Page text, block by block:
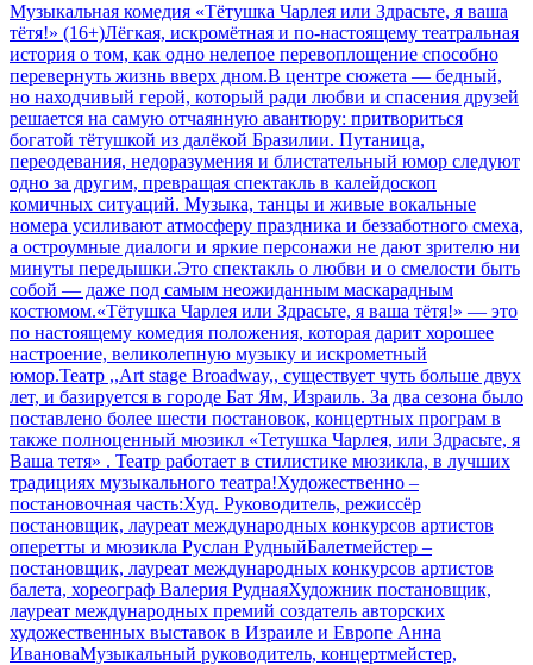
Музыкальная комедия «Тётушка Чарлея или Здрасьте, я ваша
тётя!» (16+)Лёгкая, искромётная и по-настоящему театральная
история о том, как одно нелепое перевоплощение способно
перевернуть жизнь вверх дном.В центре сюжета — бедный,
но находчивый герой, который ради любви и спасения друзей
решается на самую отчаянную авантюру: притвориться
богатой тётушкой из далёкой Бразилии. Путаница,
переодевания, недоразумения и блистательный юмор следуют
одно за другим, превращая спектакль в калейдоскоп
комичных ситуаций. Музыка, танцы и живые вокальные
номера усиливают атмосферу праздника и беззаботного смеха,
а остроумные диалоги и яркие персонажи не дают зрителю ни
минуты передышки.Это спектакль о любви и о смелости быть
собой — даже под самым неожиданным маскарадным
костюмом.«Тётушка Чарлея или Здрасьте, я ваша тётя!» — это
по настоящему комедия положения, которая дарит хорошее
настроение, великолепную музыку и искрометный
юмор.Театр ,,Art stage Broadway,, существует чуть больше двух
лет, и базируется в городе Бат Ям, Израиль. За два сезона было
поставлено более шести постановок, концертных програм в
также полноценный мюзикл «Тетушка Чарлея, или Здрасьте, я
Ваша тетя» . Театр работает в стилистике мюзикла, в лучших
традициях музыкального театра!Художественно –
постановочная часть:Худ. Руководитель, режиссёр
постановщик, лауреат международных конкурсов артистов
оперетты и мюзикла Руслан РудныйБалетмейстер –
постановщик, лауреат международных конкурсов артистов
балета, хореограф Валерия РуднаяХудожник постановщик,
лауреат международных премий создатель авторских
художественных выставок в Израиле и Европе Анна
ИвановаМузыкальный руководитель, концертмейстер,